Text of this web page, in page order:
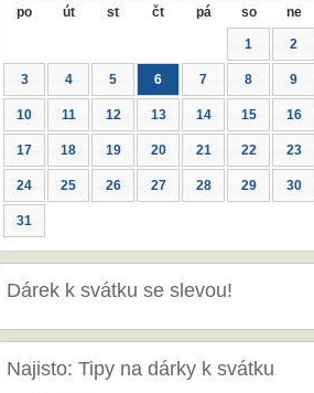
po út st čt pá so ne
1 2
3 4 5 6 7 8 9
10 11 12 13 14 15 16
17 18 19 20 21 22 23
24 25 26 27 28 29 30
31
Dárek k svátku se slevou!
Najisto: Tipy na dárky k svátku